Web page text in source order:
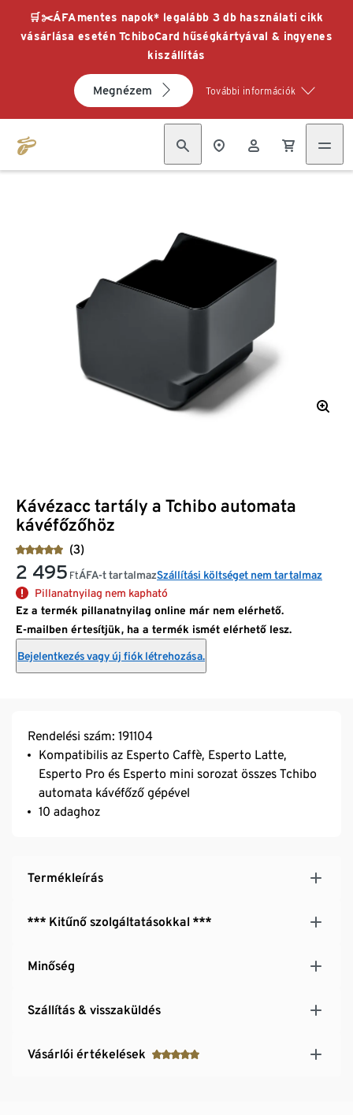
🛒✂️ÁFAmentes napok* legalább 3 db használati cikk
vásárlása esetén TchiboCard hűségkártyával & ingyenes
kiszállítás
Megnézem További információk
Kávézacc tartály a Tchibo automata
kávéfőzőhöz
(3)
2 495 FtÁFA-t tartalmazSzállítási költséget nem tartalmaz
Pillanatnyilag nem kapható
Ez a termék pillanatnyilag online már nem elérhető.
E-mailben értesítjük, ha a termék ismét elérhető lesz.
Bejelentkezés vagy új fiók létrehozása.
Rendelési szám: 191104
Kompatibilis az Esperto Caffè, Esperto Latte,
Esperto Pro és Esperto mini sorozat összes Tchibo
automata kávéfőző gépével
10 adaghoz
Termékleírás
*** Kitűnő szolgáltatásokkal ***
Minőség
Szállítás & visszaküldés
Vásárlói értékelések